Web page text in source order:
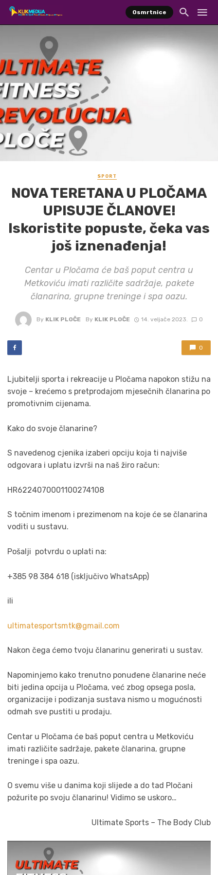
Osmrtnice
SPORT
NOVA TERETANA U PLOČAMA
UPISUJE ČLANOVE!
Iskoristite popuste, čeka vas
još iznenađenja!
Centar u Pločama će baš poput centra u
Metkoviću imati različite sadržaje, pakete
članarina, grupne treninge i spa oazu.
By KLIK PLOČE By KLIK PLOČE 14. veljače 2023. 0
0
Ljubitelji sporta i rekreacije u Pločama napokon stižu na
svoje – krećemo s pretprodajom mjesečnih članarina po
promotivnim cijenama.
Kako do svoje članarine?
S navedenog cjenika izaberi opciju koja ti najviše
odgovara i uplatu izvrši na naš žiro račun:
HR6224070001100274108
S točnim imenom i prezimenom na koje će se članarina
voditi u sustavu.
Pošalji potvrdu o uplati na:
+385 98 384 618 (isključivo WhatsApp)
ili
ultimatesportsmtk@gmail.com
Nakon čega ćemo tvoju članarinu generirati u sustav.
Napominjemo kako trenutno ponuđene članarine neće
biti jedina opcija u Pločama, već zbog opsega posla,
organizacije i podizanja sustava nismo u mogućnosti
odmah sve pustiti u prodaju.
Centar u Pločama će baš poput centra u Metkoviću
imati različite sadržaje, pakete članarina, grupne
treninge i spa oazu.
O svemu više u danima koji slijede a do tad Pločani
požurite po svoju članarinu! Vidimo se uskoro…
Ultimate Sports – The Body Club